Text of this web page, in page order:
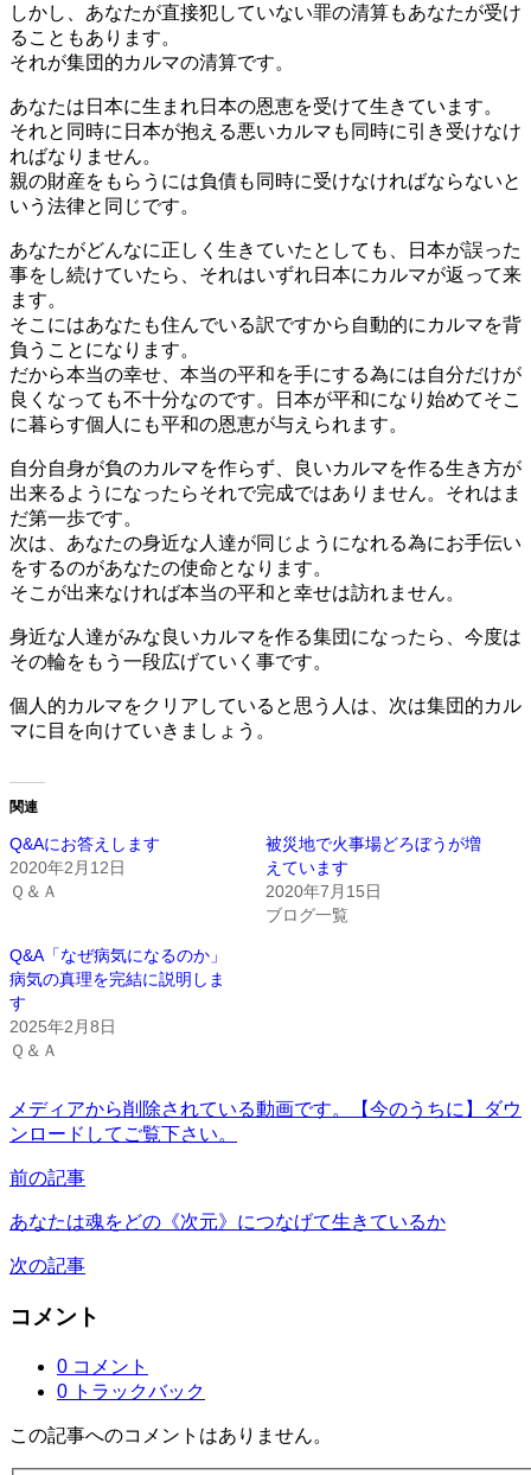
しかし、あなたが直接犯していない罪の清算もあなたが受け
ることもあります。
それが集団的カルマの清算です。
あなたは日本に生まれ日本の恩恵を受けて生きています。
それと同時に日本が抱える悪いカルマも同時に引き受けなけ
ればなりません。
親の財産をもらうには負債も同時に受けなければならないと
いう法律と同じです。
あなたがどんなに正しく生きていたとしても、日本が誤った
事をし続けていたら、それはいずれ日本にカルマが返って来
ます。
そこにはあなたも住んでいる訳ですから自動的にカルマを背
負うことになります。
だから本当の幸せ、本当の平和を手にする為には自分だけが
良くなっても不十分なのです。日本が平和になり始めてそこ
に暮らす個人にも平和の恩恵が与えられます。
自分自身が負のカルマを作らず、良いカルマを作る生き方が
出来るようになったらそれで完成ではありません。それはま
だ第一歩です。
次は、あなたの身近な人達が同じようになれる為にお手伝い
をするのがあなたの使命となります。
そこが出来なければ本当の平和と幸せは訪れません。
身近な人達がみな良いカルマを作る集団になったら、今度は
その輪をもう一段広げていく事です。
個人的カルマをクリアしていると思う人は、次は集団的カル
マに目を向けていきましょう。
関連
Q&Aにお答えします
2020年2月12日
Ｑ＆Ａ
被災地で火事場どろぼうが増
えています
2020年7月15日
ブログ一覧
Q&A「なぜ病気になるのか」
病気の真理を完結に説明しま
す
2025年2月8日
Ｑ＆Ａ
メディアから削除されている動画です。【今のうちに】ダウ
ンロードしてご覧下さい。
前の記事
あなたは魂をどの《次元》につなげて生きているか
次の記事
コメント
0 コメント
0 トラックバック
この記事へのコメントはありません。